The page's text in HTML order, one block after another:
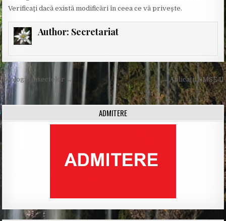
Verificaţi dacă există modificări în ceea ce vă priveşte.
Author: Secretariat
Post
navigation
← Aplicaţii EMSE II
Ecologia insectelor →
ADMITERE